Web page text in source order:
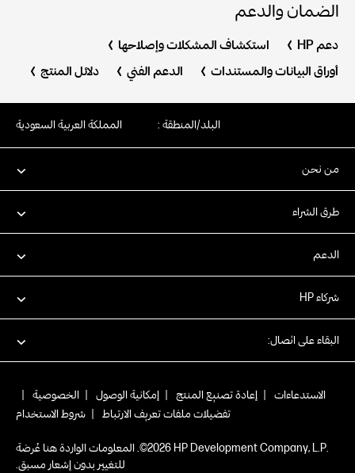
الضمان والدعم
دعم HP استكشاف المشكلات وإصلاحها
أوراق البيانات والمستندات الدعم الفني دلائل المنتج
البلد/المنطقة : المملكة العربية السعودية
من نحن
طرق الشراء
الدعم
شركاء HP
البقاء على اتصال:
الاستدعاءات إعادة تصنيع المنتج إمكانية الوصول الخصوصية
تفضيلات ملفات تعريف الارتباط
شروط الاستخدام
.HP Development Company, L.P‏ 2026©. المعلومات الواردة هنا عُرضة
للتغيير بدون إشعار مسبق.